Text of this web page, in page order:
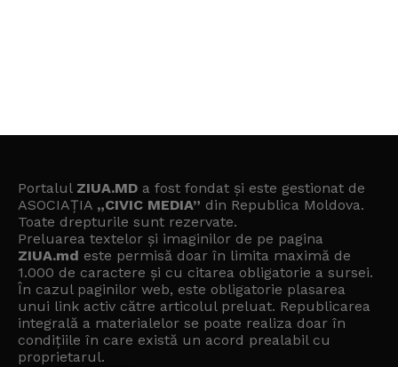
Portalul ZIUA.MD a fost fondat și este gestionat de
ASOCIAȚIA „CIVIC MEDIA” din Republica Moldova.
Toate drepturile sunt rezervate.
Preluarea textelor și imaginilor de pe pagina
ZIUA.md este permisă doar în limita maximă de
1.000 de caractere și cu citarea obligatorie a sursei.
În cazul paginilor web, este obligatorie plasarea
unui link activ către articolul preluat. Republicarea
integrală a materialelor se poate realiza doar în
condițiile în care există un acord prealabil cu
proprietarul.